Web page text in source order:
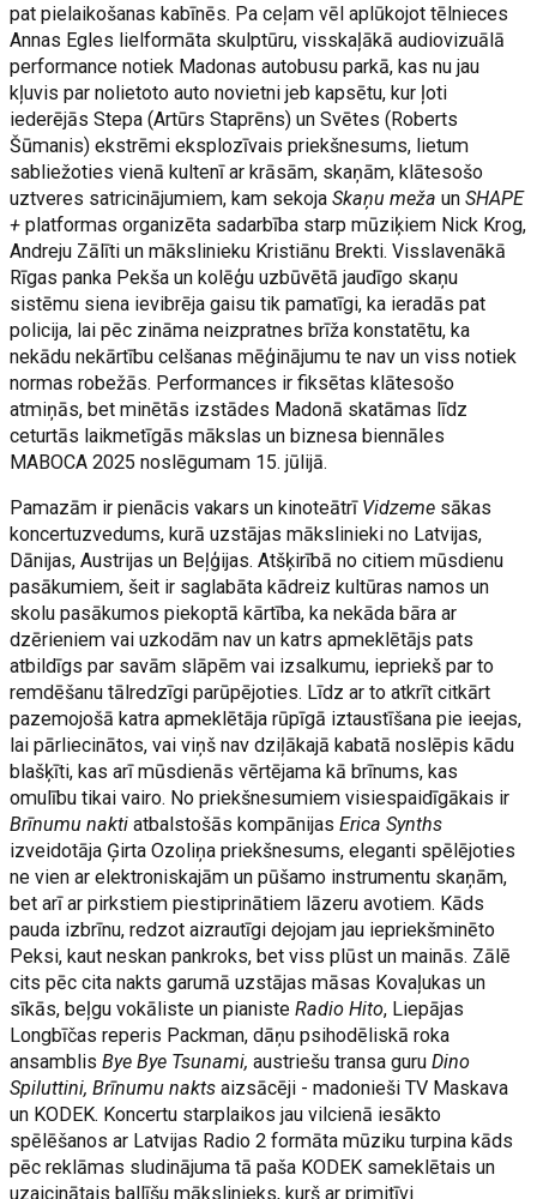
pat pielaikošanas kabīnēs. Pa ceļam vēl aplūkojot tēlnieces
Annas Egles lielformāta skulptūru, visskaļākā audiovizuālā
performance notiek Madonas autobusu parkā, kas nu jau
kļuvis par nolietoto auto novietni jeb kapsētu, kur ļoti
iederējās Stepa (Artūrs Staprēns) un Svētes (Roberts
Šūmanis) ekstrēmi eksplozīvais priekšnesums, lietum
sabliežoties vienā kultenī ar krāsām, skaņām, klātesošo
uztveres satricinājumiem, kam sekojaSkaņu meža unSHAPE
+ platformas organizēta sadarbība starp mūziķiem Nick Krog,
Andreju Zālīti un mākslinieku Kristiānu Brekti. Visslavenākā
Rīgas panka Pekša un kolēģu uzbūvētā jaudīgo skaņu
sistēmu siena ievibrēja gaisu tik pamatīgi, ka ieradās pat
policija, lai pēc zināma neizpratnes brīža konstatētu, ka
nekādu nekārtību celšanas mēģinājumu te nav un viss notiek
normas robežās. Performances ir fiksētas klātesošo
atmiņās, bet minētās izstādes Madonā skatāmas līdz
ceturtās laikmetīgās mākslas un biznesa biennāles
MABOCA 2025 noslēgumam 15. jūlijā.
Pamazām ir pienācis vakars un kinoteātrī Vidzeme sākas
koncertuzvedums, kurā uzstājas mākslinieki no Latvijas,
Dānijas, Austrijas un Beļģijas. Atšķirībā no citiem mūsdienu
pasākumiem, šeit ir saglabāta kādreiz kultūras namos un
skolu pasākumos piekoptā kārtība, ka nekāda bāra ar
dzērieniem vai uzkodām nav un katrs apmeklētājs pats
atbildīgs par savām slāpēm vai izsalkumu, iepriekš par to
remdēšanu tālredzīgi parūpējoties. Līdz ar to atkrīt citkārt
pazemojošā katra apmeklētāja rūpīgā iztaustīšana pie ieejas,
lai pārliecinātos, vai viņš nav dziļākajā kabatā noslēpis kādu
blašķīti, kas arī mūsdienās vērtējama kā brīnums, kas
omulību tikai vairo. No priekšnesumiem visiespaidīgākais ir
Brīnumu naktiatbalstošās kompānijasErica Synths
izveidotāja Ģirta Ozoliņa priekšnesums, eleganti spēlējoties
ne vien ar elektroniskajām un pūšamo instrumentu skaņām,
bet arī ar pirkstiem piestiprinātiem lāzeru avotiem. Kāds
pauda izbrīnu, redzot aizrautīgi dejojam jau iepriekšminēto
Peksi, kaut neskan pankroks, bet viss plūst un mainās. Zālē
cits pēc cita nakts garumā uzstājas māsas Kovaļukas un
sīkās, beļgu vokāliste un pianisteRadio Hito, Liepājas
Longbīčas reperis Packman, dāņu psihodēliskā roka
ansamblisBye Bye Tsunami,austriešu transa guruDino
Spiluttini, Brīnumu nakts aizsācēji - madonieši TV Maskava
un KODEK. Koncertu starplaikos jau vilcienā iesākto
spēlēšanos ar Latvijas Radio 2 formāta mūziku turpina kāds
pēc reklāmas sludinājuma tā paša KODEK sameklētais un
uzaicinātais ballīšu mākslinieks, kurš ar primitīvi